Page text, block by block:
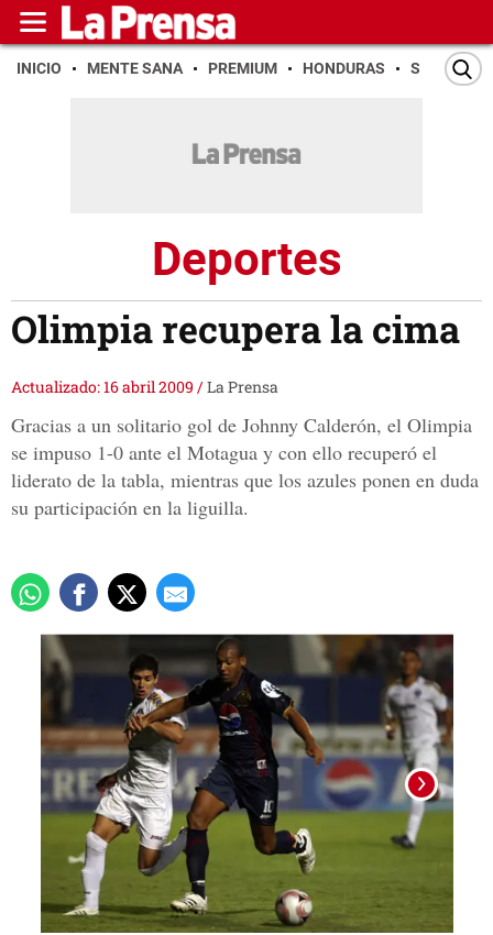
INICIO MENTE SANA PREMIUM HONDURAS SAN PEDRO
Deportes
Olimpia recupera la cima
Actualizado: 16 abril 2009 /La Prensa
Gracias a un solitario gol de Johnny Calderón, el Olimpia
se impuso 1-0 ante el Motagua y con ello recuperó el
liderato de la tabla, mientras que los azules ponen en duda
su participación en la liguilla.